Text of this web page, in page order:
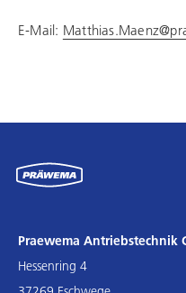
E-Mail:
Praewema Antriebstechnik
Hessenring 4